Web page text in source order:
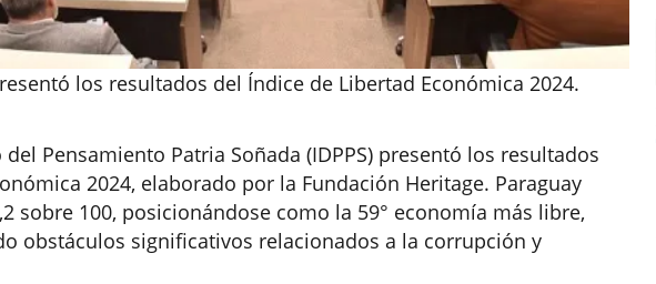
los resultados del Índice de Libertad Económica 2024.
Pensamiento Patria Soñada (IDPPS) presentó los resultados
2024, elaborado por la Fundación Heritage. Paraguay
sobre 100, posicionándose como la 59° economía más libre,
obstáculos significativos relacionados a la corrupción y